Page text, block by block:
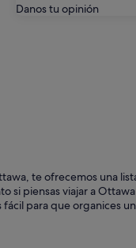
Danos tu opinión
al frente.
puente cubierto de nieve
te ofrecemos una
si piensas viajar a
para que organices